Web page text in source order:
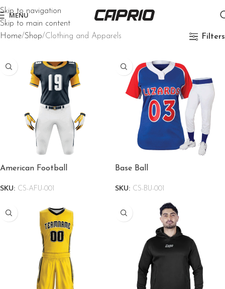
Skip to navigation
Skip to main content
MENU
Home Shop Clothing and Apparels Filters
American Football
SKU: CS-AFU-001
Base Ball
SKU: CS-BU-001